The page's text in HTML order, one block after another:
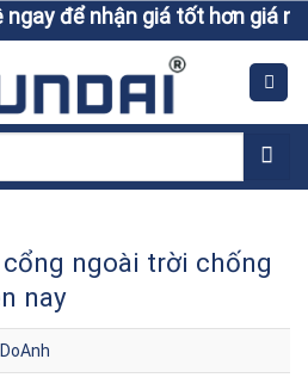
nhận giá tốt hơn giá niêm yết
ngoài trời chống
nay
DoAnh